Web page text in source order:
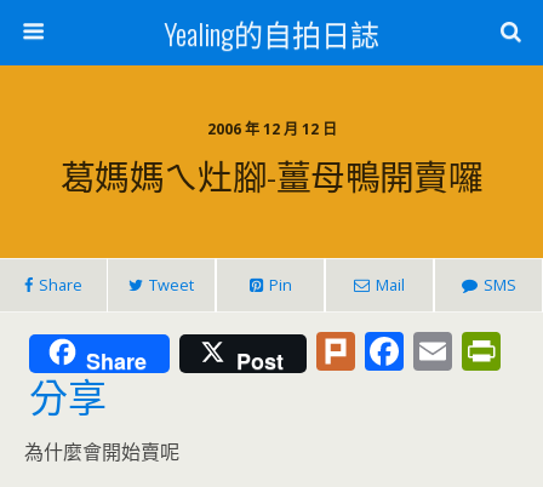
Yealing的自拍日誌
2006 年 12 月 12 日
葛媽媽ㄟ灶腳-薑母鴨開賣囉
Share Tweet Pin Mail SMS
Share Post Pl F E
分享
為什麼會開始賣呢